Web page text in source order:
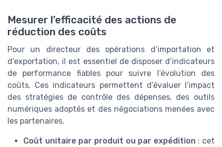
Mesurer l’efficacité des actions de
réduction des coûts
Pour un directeur des opérations d’importation et
d’exportation, il est essentiel de disposer d’indicateurs
de performance fiables pour suivre l’évolution des
coûts. Ces indicateurs permettent d’évaluer l’impact
des stratégies de contrôle des dépenses, des outils
numériques adoptés et des négociations menées avec
les partenaires.
Coût unitaire par produit ou par expédition : cet